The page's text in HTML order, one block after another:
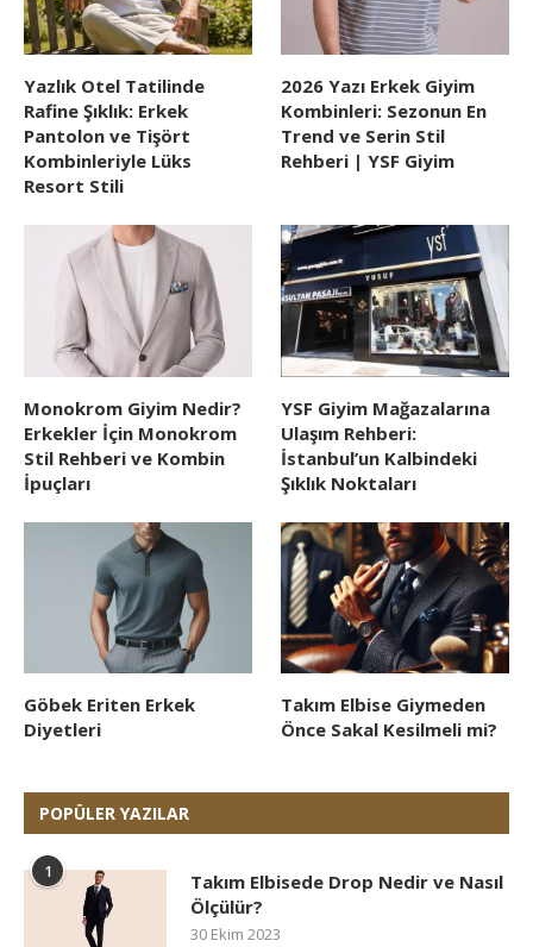
Yazlık Otel Tatilinde
Rafine Şıklık: Erkek
Pantolon ve Tişört
Kombinleriyle Lüks
Resort Stili
2026 Yazı Erkek Giyim
Kombinleri: Sezonun En
Trend ve Serin Stil
Rehberi | YSF Giyim
Monokrom Giyim Nedir?
Erkekler İçin Monokrom
Stil Rehberi ve Kombin
İpuçları
YSF Giyim Mağazalarına
Ulaşım Rehberi:
İstanbul’un Kalbindeki
Şıklık Noktaları
Göbek Eriten Erkek
Diyetleri
Takım Elbise Giymeden
Önce Sakal Kesilmeli mi?
POPÜLER YAZILAR
1
Takım Elbisede Drop Nedir ve Nasıl
Ölçülür?
30 Ekim 2023